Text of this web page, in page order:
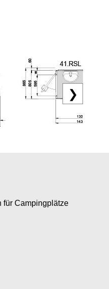
❯
für Campingplätze